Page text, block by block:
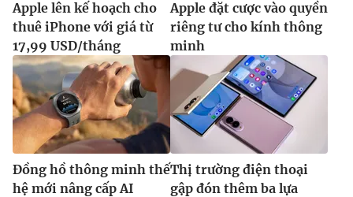
Ðiện thoại Thời báo VTV:024.66 897 897
Email:toasoan@vtv.vn
Liên hệ quảng cáo:024-7300.7108
Apple lên kế hoạch cho
thuê iPhone với giá từ
17,99 USD/tháng
Apple đặt cược vào quyền
riêng tư cho kính thông
minh
Đồng hồ thông minh thế
hệ mới nâng cấp AI
Thị trường điện thoại
gập đón thêm ba lựa